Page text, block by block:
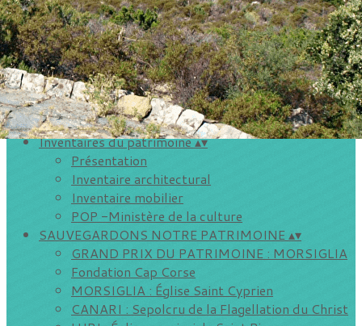
Inventaires du patrimoine
Storià é patrimoniu
Vie de l'association▴▾
Inscriptions aux sorties de Petre Scritte
Les visites de villages
Evénements extérieurs
AGENDA DU CAP▴▾
Inventaires du patrimoine▴▾
Présentation
Inventaire architectural
Inventaire mobilier
POP -Ministère de la culture
SAUVEGARDONS NOTRE PATRIMOINE▴▾
GRAND PRIX DU PATRIMOINE : MORSIGLIA
Fondation Cap Corse
MORSIGLIA : Église Saint Cyprien
CANARI : Sepolcru de la Flagellation du Christ